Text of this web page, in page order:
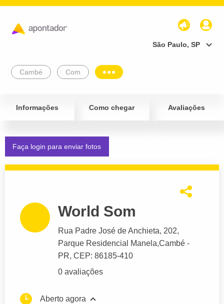
São Paulo, SP
Cambé Com
Informações Como chegar Avaliações
Faça login para enviar fotos
World Som
Rua Padre José de Anchieta, 202,
Parque Residencial Manela,Cambé -
PR, CEP: 86185-410
0 avaliações
Aberto agora